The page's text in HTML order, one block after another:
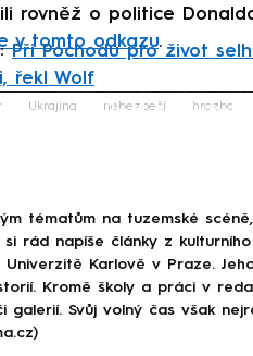
rovněž o politice
v tomto odkazu.
Při Pochodu pro život
řekl Wolf
Failed to fetch
Ukrajina nebezpečí hrozba
tématům na tuzemské
rád napíše články z
Karlově v Praze.
Kromě školy a práci v
galerií. Svůj volný čas však